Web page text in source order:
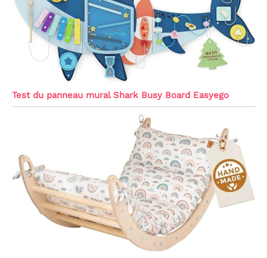
Test du panneau mural Shark Busy Board Easyego